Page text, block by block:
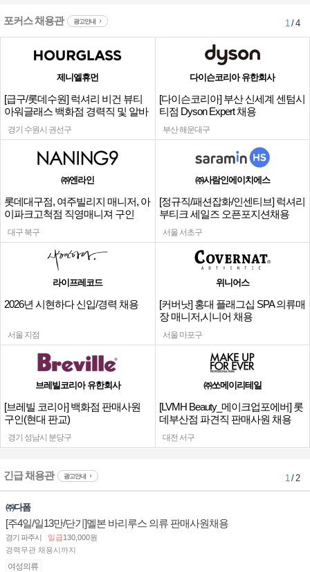
포커스 채용관 광고안내 1/ 4
제니엘휴먼
[급구/롯데수원] 럭셔리 비건 뷰티
아워글래스 백화점 경력직 및 알바
채용
경기 수원시 권선구
다이슨코리아 유한회사
[다이슨코리아] 부산 신세계 센텀시
티점 Dyson Expert 채용
부산 해운대구
㈜엔라인
롯데대구점, 여주빌리지 매니저, 아
이파크고척점 직영매니져 구인
대구 북구
㈜사람인에이치에스
[정규직/패션잡화/인센티브] 럭셔리
부티크 세일즈 오픈포지션채용
서울 서초구
라이프레코드
2026년 시현하다 신입/경력 채용
서울 지점
위니어스
[커버낫] 홍대 플래그십 SPA 의류매
장 매니저,시니어 채용
서울 마포구
브레빌코리아 유한회사
[브레빌 코리아] 백화점 판매사원
구인(현대 판교)
경기 성남시 분당구
㈜쏘메이리테일
[LVMH Beauty_메이크업포에버] 롯
데부산점 파견직 판매사원 채용
대전 서구
긴급 채용관 광고안내 1/ 2
㈜다폼
[주4일/일13만/단기]멜본 바리루스 의류 판매사원채용
경기 파주시 일급130,000원
경력무관 채용시까지
여성의류